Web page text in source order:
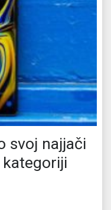
svoj najjači